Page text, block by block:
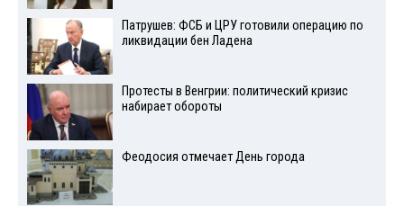
Патрушев: ФСБ и ЦРУ готовили операцию по
ликвидации бен Ладена
Протесты в Венгрии: политический кризис
набирает обороты
Феодосия отмечает День города